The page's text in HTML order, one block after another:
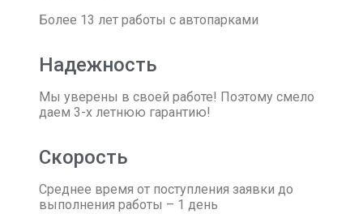
Более 13 лет работы с автопарками
Надежность
Мы уверены в своей работе! Поэтому смело
даем 3-х летнюю гарантию!
Скорость
Среднее время от поступления заявки до
выполнения работы – 1 день